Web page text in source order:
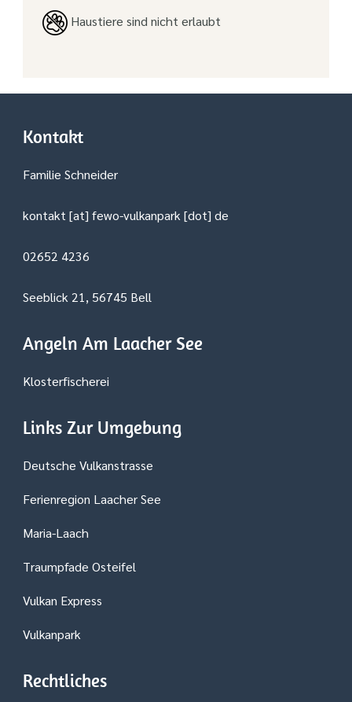
Haustiere sind nicht erlaubt
Kontakt
Familie Schneider
kontakt [at] fewo-vulkanpark [dot] de
02652 4236
Seeblick 21, 56745 Bell
Angeln Am Laacher See
Klosterfischerei
Links Zur Umgebung
Deutsche Vulkanstrasse
Ferienregion Laacher See
Maria-Laach
Traumpfade Osteifel
Vulkan Express
Vulkanpark
Rechtliches